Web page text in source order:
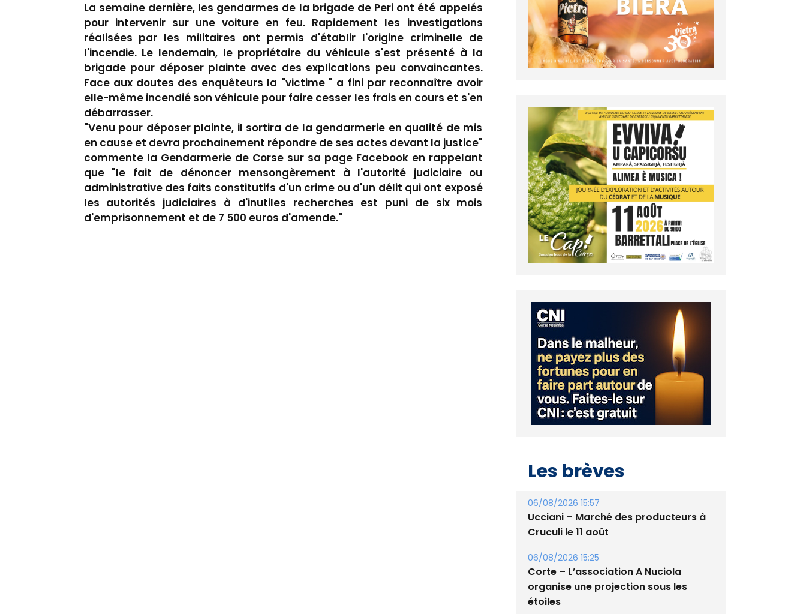
La semaine dernière, les gendarmes de la brigade de Peri ont été appelés
pour intervenir sur une voiture en feu. Rapidement les investigations
réalisées par les militaires ont permis d'établir l'origine criminelle de
l'incendie. Le lendemain, le propriétaire du véhicule s'est présenté à la
brigade pour déposer plainte avec des explications peu convaincantes.
Face aux doutes des enquêteurs la "victime " a fini par reconnaître avoir
elle-même incendié son véhicule pour faire cesser les frais en cours et s'en
débarrasser.
"Venu pour déposer plainte, il sortira de la gendarmerie en qualité de mis
en cause et devra prochainement répondre de ses actes devant la justice"
commente la Gendarmerie de Corse sur sa page Facebook en rappelant
que "le fait de dénoncer mensongèrement à l'autorité judiciaire ou
administrative des faits constitutifs d'un crime ou d'un délit qui ont exposé
les autorités judiciaires à d'inutiles recherches est puni de six mois
d'emprisonnement et de 7 500 euros d'amende."
Les brèves
06/08/2026 15:57
Cruculi le 11 août
06/08/2026 15:25
Corte – L’association A Nuciola